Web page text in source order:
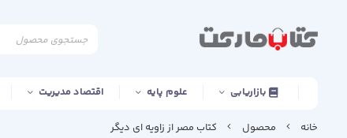
بازاریابی علوم پایه اقتصاد مدیریت
خانه محصول کتاب مصر از زاویه ای دیگر